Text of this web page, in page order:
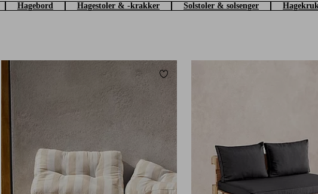
Hagebord Hagestoler & -krakker Solstoler & solsenger
Legg til favoritter